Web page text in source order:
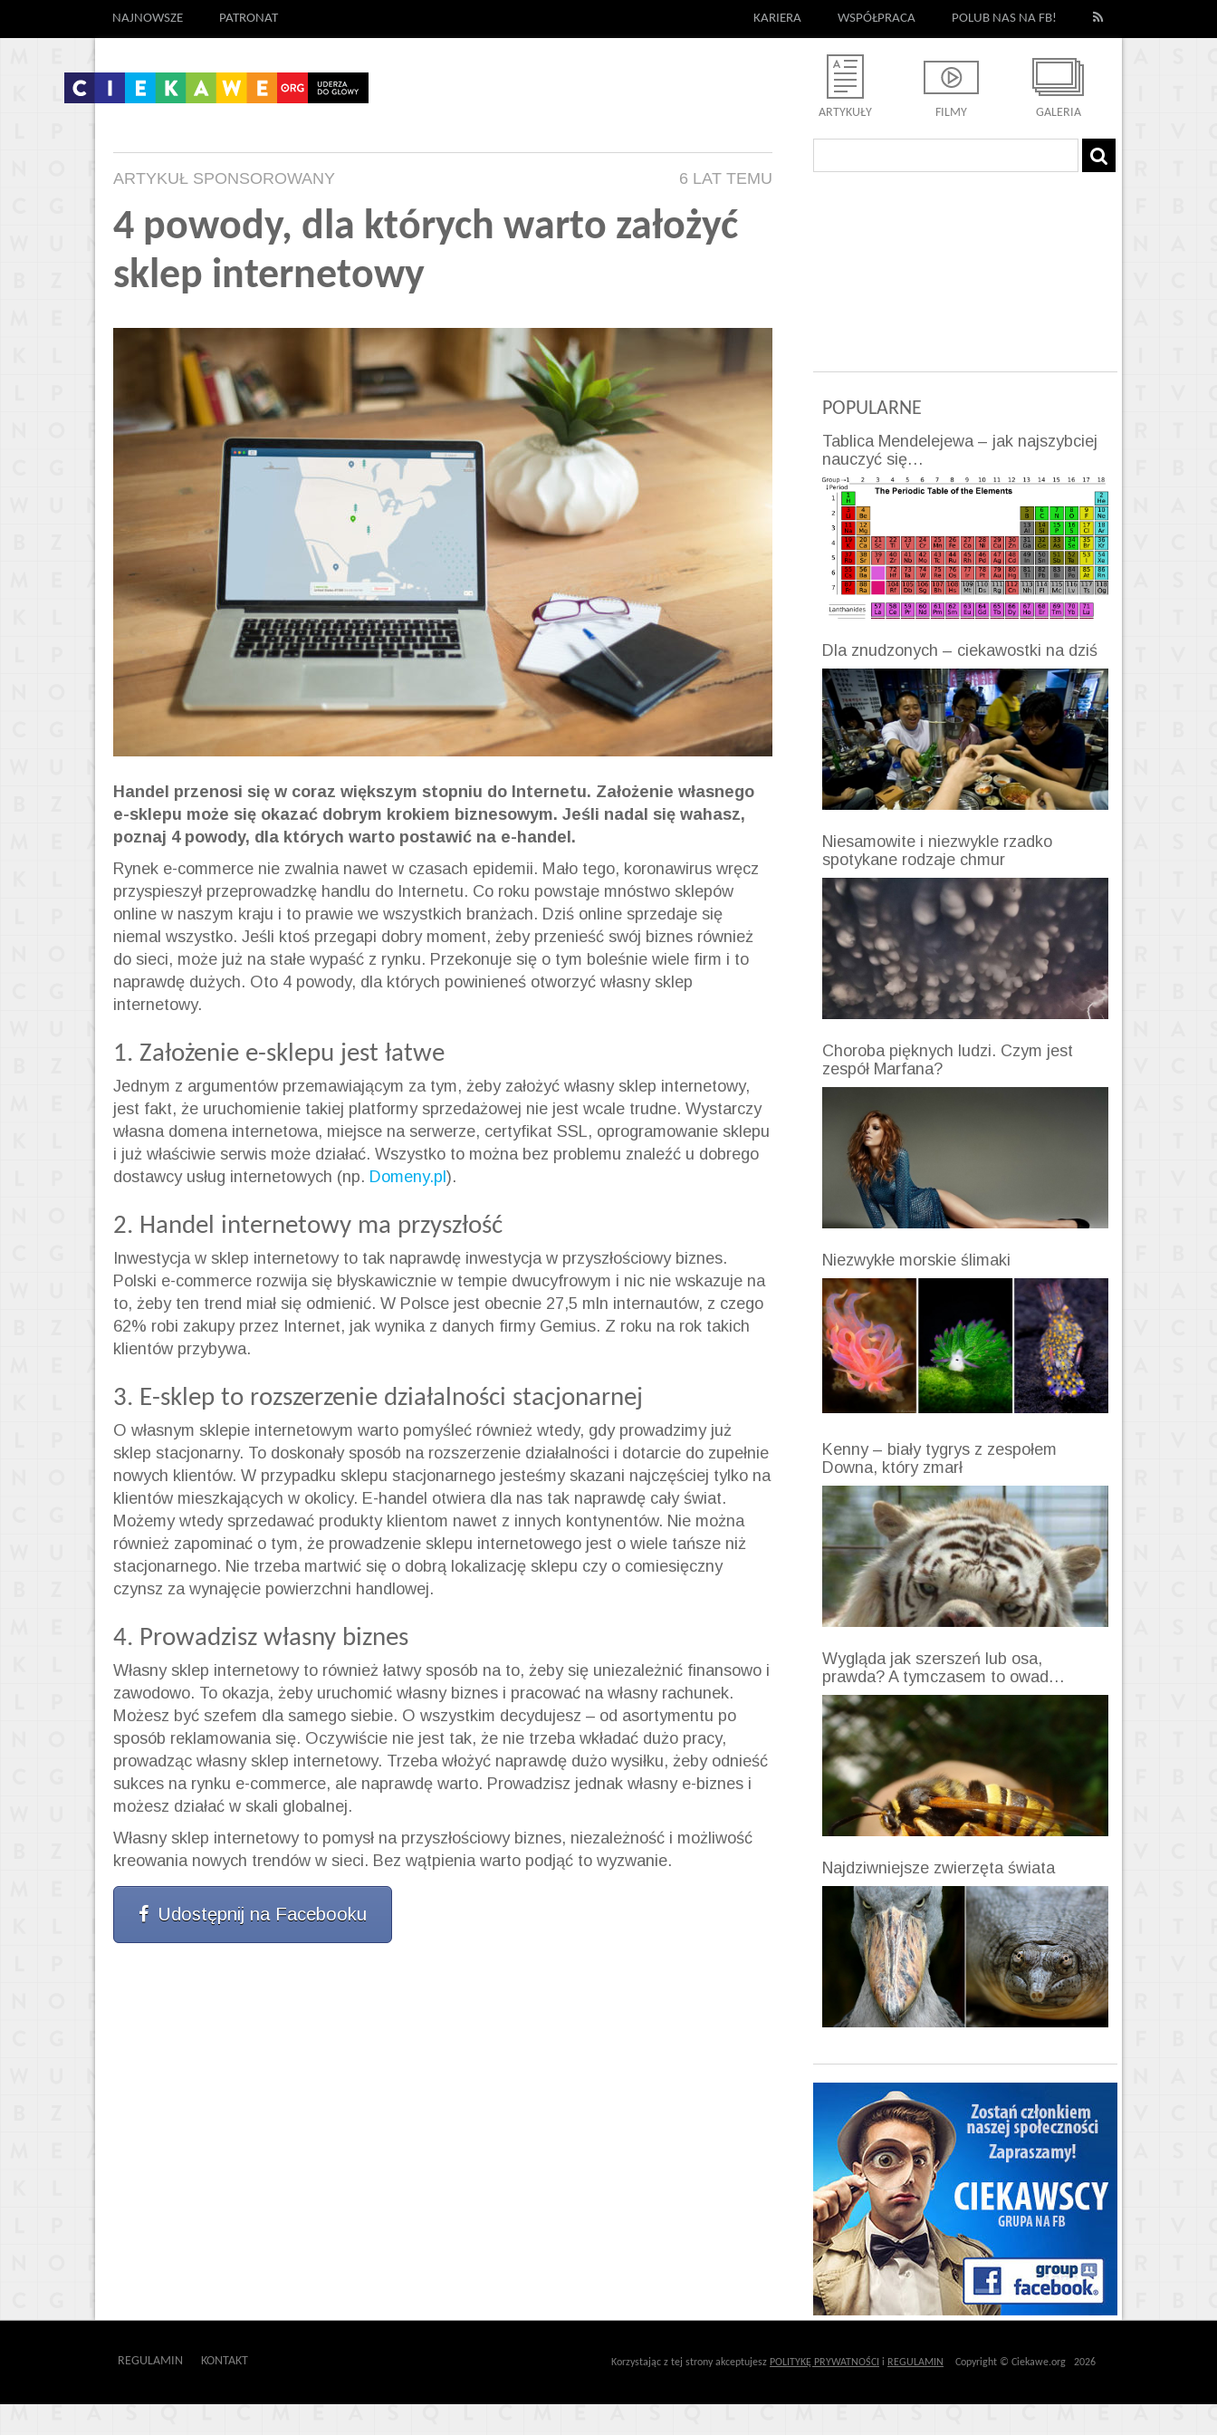
NAJNOWSZE PATRONAT KARIERA WSPÓŁPRACA POLUB NAS NA FB!
ARTYKUŁY FILMY GALERIA
ARTYKUŁ SPONSOROWANY 6 LAT TEMU
4 powody, dla których warto założyć
sklep internetowy
Handel przenosi się w coraz większym stopniu do Internetu. Założenie własnego
e-sklepu może się okazać dobrym krokiem biznesowym. Jeśli nadal się wahasz,
poznaj 4 powody, dla których warto postawić na e-handel.
Rynek e-commerce nie zwalnia nawet w czasach epidemii. Mało tego, koronawirus wręcz
przyspieszył przeprowadzkę handlu do Internetu. Co roku powstaje mnóstwo sklepów
online w naszym kraju i to prawie we wszystkich branżach. Dziś online sprzedaje się
niemal wszystko. Jeśli ktoś przegapi dobry moment, żeby przenieść swój biznes również
do sieci, może już na stałe wypaść z rynku. Przekonuje się o tym boleśnie wiele firm i to
naprawdę dużych. Oto 4 powody, dla których powinieneś otworzyć własny sklep
internetowy.
1. Założenie e-sklepu jest łatwe
Jednym z argumentów przemawiającym za tym, żeby założyć własny sklep internetowy,
jest fakt, że uruchomienie takiej platformy sprzedażowej nie jest wcale trudne. Wystarczy
własna domena internetowa, miejsce na serwerze, certyfikat SSL, oprogramowanie sklepu
i już właściwie serwis może działać. Wszystko to można bez problemu znaleźć u dobrego
dostawcy usług internetowych (np. Domeny.pl ).
2. Handel internetowy ma przyszłość
Inwestycja w sklep internetowy to tak naprawdę inwestycja w przyszłościowy biznes.
Polski e-commerce rozwija się błyskawicznie w tempie dwucyfrowym i nic nie wskazuje na
to, żeby ten trend miał się odmienić. W Polsce jest obecnie 27,5 mln internautów, z czego
62% robi zakupy przez Internet, jak wynika z danych firmy Gemius. Z roku na rok takich
klientów przybywa.
3. E-sklep to rozszerzenie działalności stacjonarnej
O własnym sklepie internetowym warto pomyśleć również wtedy, gdy prowadzimy już
sklep stacjonarny. To doskonały sposób na rozszerzenie działalności i dotarcie do zupełnie
nowych klientów. W przypadku sklepu stacjonarnego jesteśmy skazani najczęściej tylko na
klientów mieszkających w okolicy. E-handel otwiera dla nas tak naprawdę cały świat.
Możemy wtedy sprzedawać produkty klientom nawet z innych kontynentów. Nie można
również zapominać o tym, że prowadzenie sklepu internetowego jest o wiele tańsze niż
stacjonarnego. Nie trzeba martwić się o dobrą lokalizację sklepu czy o comiesięczny
czynsz za wynajęcie powierzchni handlowej.
4. Prowadzisz własny biznes
Własny sklep internetowy to również łatwy sposób na to, żeby się uniezależnić finansowo i
zawodowo. To okazja, żeby uruchomić własny biznes i pracować na własny rachunek.
Możesz być szefem dla samego siebie. O wszystkim decydujesz – od asortymentu po
sposób reklamowania się. Oczywiście nie jest tak, że nie trzeba wkładać dużo pracy,
prowadząc własny sklep internetowy. Trzeba włożyć naprawdę dużo wysiłku, żeby odnieść
sukces na rynku e-commerce, ale naprawdę warto. Prowadzisz jednak własny e-biznes i
możesz działać w skali globalnej.
Własny sklep internetowy to pomysł na przyszłościowy biznes, niezależność i możliwość
kreowania nowych trendów w sieci. Bez wątpienia warto podjąć to wyzwanie.
Udostępnij na Facebooku
POPULARNE
Tablica Mendelejewa – jak najszybciej
nauczyć się…
Dla znudzonych – ciekawostki na dziś
Niesamowite i niezwykle rzadko
spotykane rodzaje chmur
Choroba pięknych ludzi. Czym jest
zespół Marfana?
Niezwykłe morskie ślimaki
Kenny – biały tygrys z zespołem
Downa, który zmarł
Wygląda jak szerszeń lub osa,
prawda? A tymczasem to owad…
Najdziwniejsze zwierzęta świata
REGULAMIN KONTAKT Korzystając z tej strony akceptujesz POLITYKĘ PRYWATNOŚCI i REGULAMIN Copyright © Ciekawe.org 2026